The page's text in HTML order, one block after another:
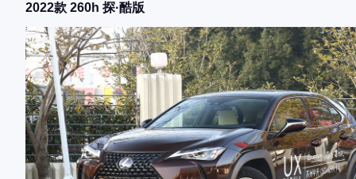
2022款 260h 探·酷版